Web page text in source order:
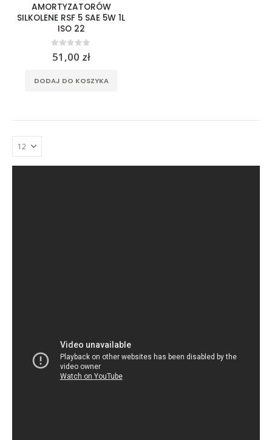
AMORTYZATORÓW
SILKOLENE RSF 5 SAE 5W 1L
ISO 22
0out of 5
51,00 zł
DODAJ DO KOSZYKA